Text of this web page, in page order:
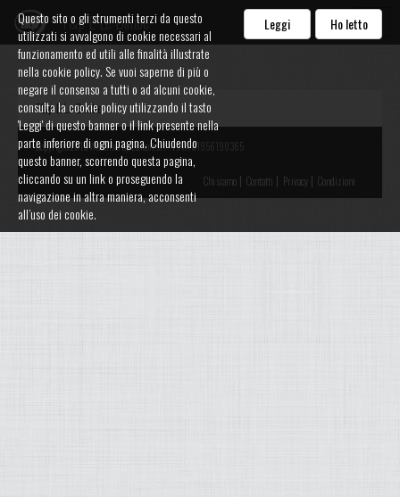
F&p E Le Bimbe
F&p E Le Bimbe
Copyright 2015 Watalike by Edisoft Srl - P.IVA 01956190365
Chi siamo | Contatti | Privacy | Condizioni
Questo sito o gli strumenti terzi da questo
utilizzati si avvalgono di cookie necessari al
funzionamento ed utili alle finalità illustrate
nella cookie policy. Se vuoi saperne di più o
negare il consenso a tutti o ad alcuni cookie,
consulta la cookie policy utilizzando il tasto
'Leggi' di questo banner o il link presente nella
parte inferiore di ogni pagina. Chiudendo
questo banner, scorrendo questa pagina,
cliccando su un link o proseguendo la
navigazione in altra maniera, acconsenti
all’uso dei cookie.
Leggi Ho letto